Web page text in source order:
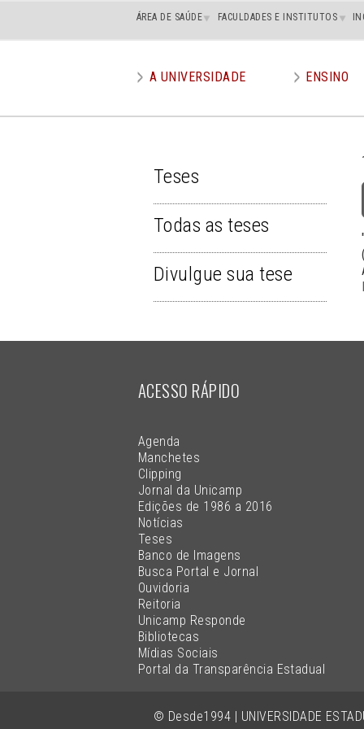
Main
superior
ÁREA DE SAÚDE FACULDADES E INSTITUTOS
menu
A UNIVERSIDADE ENSINO
TESES
Teses
Todas as teses
Divulgue sua tese
© Desde1994 | UNIVERSIDADE
ACESSO RÁPIDO
Agenda
Manchetes
Clipping
Jornal da Unicamp
Edições de 1986 a 2016
Notícias
Teses
Banco de Imagens
Busca Portal e Jornal
Ouvidoria
Reitoria
Unicamp Responde
Bibliotecas
Mídias Sociais
Portal da Transparência Estadual